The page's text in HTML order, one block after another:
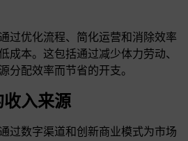
过优化流程、简化运营和消除效率
成本。这包括通过减少体力劳动、
分配效率而节省的开支。
入来源
过数字渠道和创新商业模式为市场